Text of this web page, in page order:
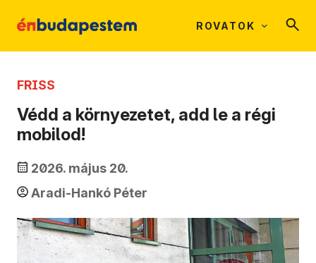
ROVATOK
FRISS
Védd a környezetet, add le a régi
mobilod!
2026. május 20.
Aradi-Hankó Péter